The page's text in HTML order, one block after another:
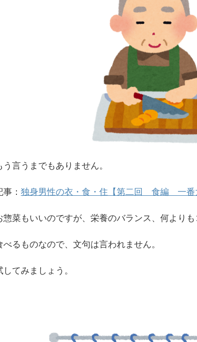
う言うまでもありません。
： 独身男性の衣・食・住【第二回 食編 一番
惣菜もいいのですが、栄養のバランス、何よりも
べるものなので、文句は言われません。
てみましょう。